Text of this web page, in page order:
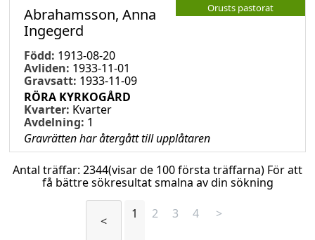
Orusts pastorat
Abrahamsson, Anna
Ingegerd
Född: 1913-08-20
Avliden: 1933-11-01
Gravsatt: 1933-11-09
RÖRA KYRKOGÅRD
Kvarter: Kvarter
Avdelning: 1
Gravrätten har återgått till upplåtaren
Antal träffar: 2344(visar de 100 första träffarna) För att
få bättre sökresultat smalna av din sökning
< 1 2 3 4 >